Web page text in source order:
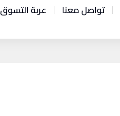
تواصل معنا عربة التسوق